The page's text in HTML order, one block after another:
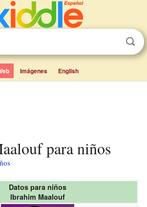
Imágenes English
para niños
Datos para niños
Ibrahim Maalouf